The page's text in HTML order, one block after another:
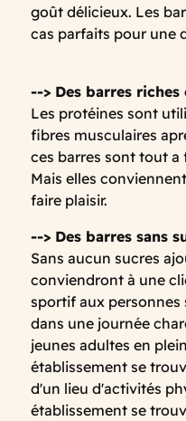
goût délicieux. Les
cas parfaits pour une
--> Des barres riches
Les protéines sont
fibres musculaires
ces barres sont tout a
Mais elles
faire plaisir.
--> Des barres sans
Sans aucun sucres
conviendront à une
sportif aux
dans une journée
jeunes adultes en
établissement se
d'un lieu d'activités
établissement se